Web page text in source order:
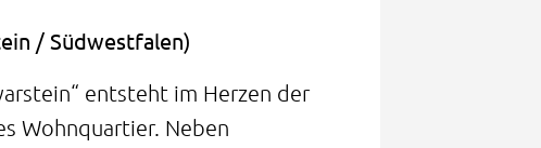
/ Südwestfalen)
entsteht im Herzen der
Wohnquartier. Neben